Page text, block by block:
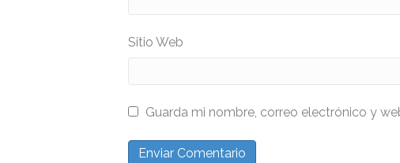
Sitio Web
Guarda mi nombre, correo electrónico y